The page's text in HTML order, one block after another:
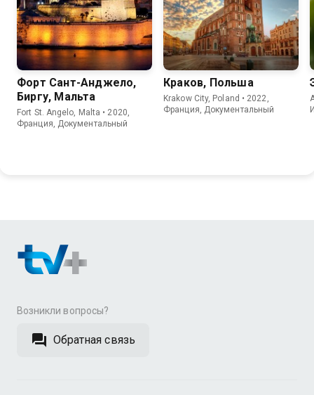
Форт Сант-Анджело,
Биргу, Мальта
Fort St. Angelo, Malta • 2020,
Франция, Документальный
Краков, Польша
Krakow City, Poland • 2022,
Франция, Документальный
Возникли вопросы?
Обратная связь